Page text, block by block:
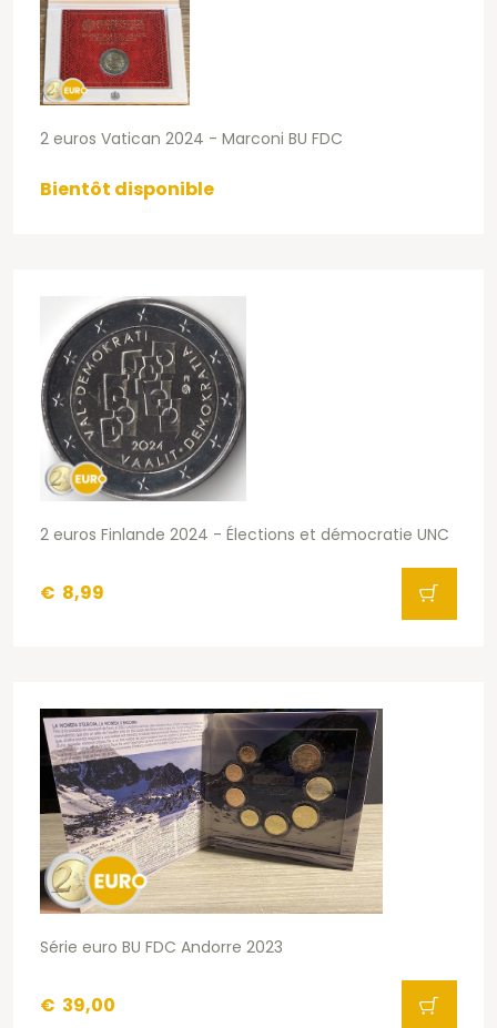
2 euros Vatican 2024 - Marconi BU FDC
Bientôt disponible
2 euros Finlande 2024 - Élections et démocratie UNC
€ 8,99
Série euro BU FDC Andorre 2023
€ 39,00